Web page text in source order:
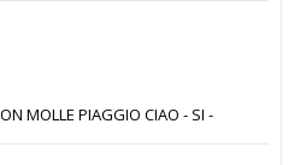
MOLLE PIAGGIO CIAO - SI -